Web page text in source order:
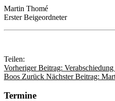
Martin Thomé
Erster Beigeordneter
Teilen:
Vorheriger Beitrag:
Boos Zurück Nächster Beitrag:
Termine